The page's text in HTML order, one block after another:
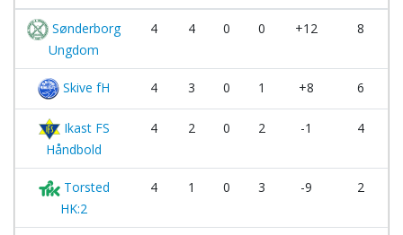
Sønderborg
Ungdom
4 4 0 0 +12 8
Skive fH 4 3 0 1 +8 6
Ikast FS
Håndbold
4 2 0 2 -1 4
Torsted
HK:2
4 1 0 3 -9 2